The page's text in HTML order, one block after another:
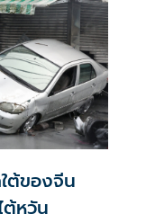
ต้ของจีน
ต้หวัน